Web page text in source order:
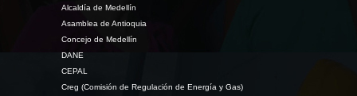
Alcaldía de Medellín
Asamblea de Antioquia
Concejo de Medellín
DANE
CEPAL
Creg (Comisión de Regulación de Energía y Gas)